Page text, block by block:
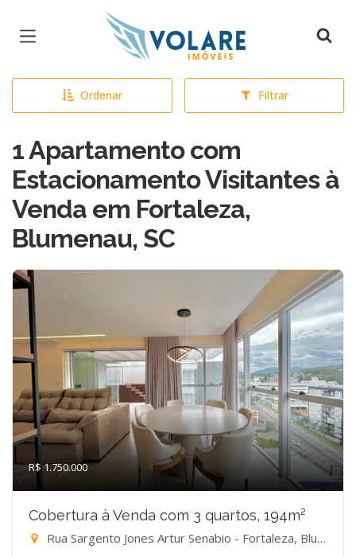
Página inicial
Ordenar Filtrar
1 Apartamento com
Estacionamento Visitantes à
Venda em Fortaleza,
Blumenau, SC
R$ 1.750.000
Cobertura à Venda com 3 quartos, 194m²
Rua Sargento Jones Artur Senabio - Fortaleza, Blumenau-SC